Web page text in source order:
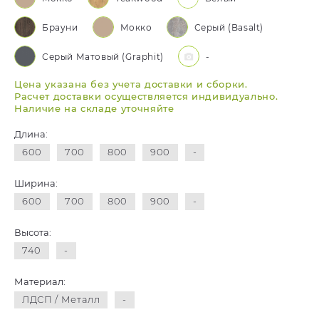
Брауни Мокко Серый (Basalt)
Серый Матовый (Graphit) -
Цена указана без учета доставки и сборки.
Расчет доставки осуществляется индивидуально.
Наличие на складе уточняйте
Длина:
600
700 800 900 -
Ширина:
600
700 800 900 -
Высота:
740
-
Материал:
ЛДСП / Металл
-